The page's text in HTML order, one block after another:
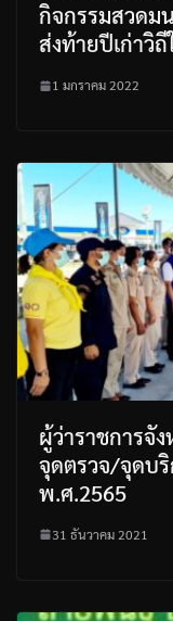
กิจกรรมสวดม
ส่งท้ายปีเก่าวิถี
1 มกราคม 2022
ผู้ว่าราชการจั
จุดตรวจ/จุดบริ
พ.ศ.2565
31 ธันวาคม 2021